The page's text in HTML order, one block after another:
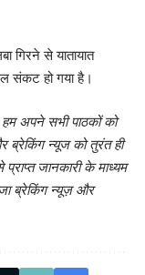
गिरने से यातायात
संकट हो गया है।
अपने सभी पाठकों को
न्यूज को तुरंत ही
जानकारी के माध्यम
ब्रेकिंग न्यूज़ और